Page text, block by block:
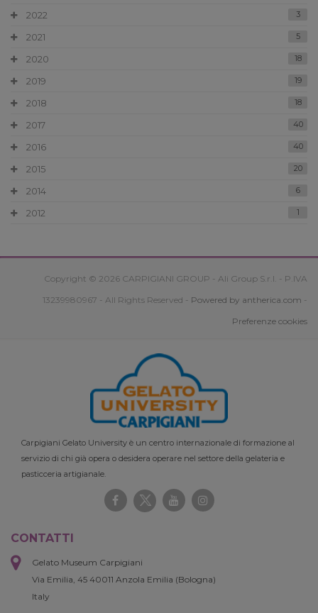
2022 3
2021 5
2020 18
2019 19
2018 18
2017 40
2016 40
2015 20
2014 6
2012 1
Copyright © 2026 CARPIGIANI GROUP - Ali Group S.r.l. - P.IVA
13239980967 - All Rights Reserved - Powered by antherica.com -
Preferenze cookies
Carpigiani Gelato University è un centro internazionale di formazione al
servizio di chi già opera o desidera operare nel settore della gelateria e
pasticceria artigianale.
CONTATTI
Gelato Museum Carpigiani
Via Emilia, 45 40011 Anzola Emilia (Bologna)
Italy